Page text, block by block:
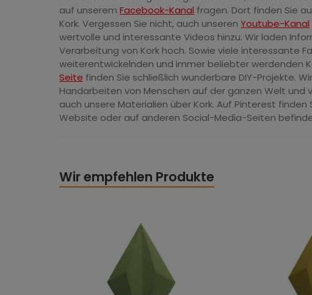
auf unserem Facebook-Kanal fragen. Dort finden Sie
Kork. Vergessen Sie nicht, auch unseren Youtube-Kanal
wertvolle und interessante Videos hinzu. Wir laden
Verarbeitung von Kork hoch. Sowie viele interessante
weiterentwickelnden und immer beliebter werdenden
Seite finden Sie schließlich wunderbare DIY-Projekte.
Handarbeiten von Menschen auf der ganzen Welt und
auch unsere Materialien über Kork. Auf Pinterest
Website oder auf anderen Social-Media-Seiten
Wir empfehlen Produkte